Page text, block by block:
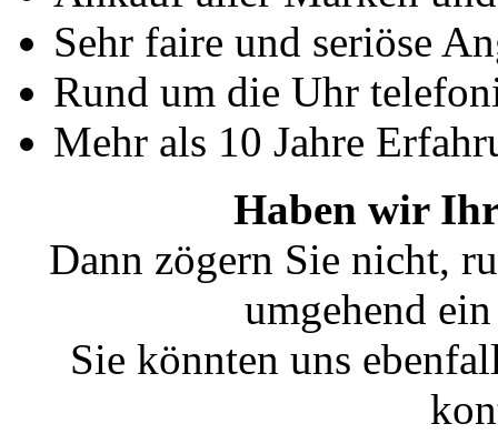
Sehr faire und seriöse
Rund um die Uhr
Mehr als 10 Jahre
Haben wir Ihr
Dann zögern Sie nicht,
umgehend
Sie könnten uns